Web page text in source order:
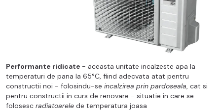
Performante ridicate - aceasta unitate incalzeste apa la
temperaturi de pana la 65°C, fiind adecvata atat pentru
constructii noi - folosindu-se incalzirea prin pardoseala, cat si
pentru constructii in curs de renovare - situatie in care se
folosesc radiatoarele de temperatura joasa